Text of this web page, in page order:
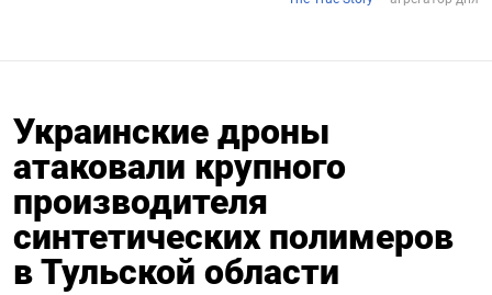
Украинские дроны
атаковали крупного
производителя
синтетических полимеров
в Тульской области